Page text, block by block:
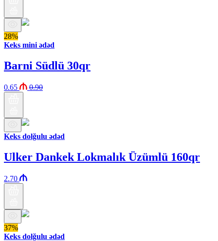
28%
Keks mini ədəd
Barni Südlü 30qr
0.65 0.90
Keks dolğulu ədəd
Ulker Dankek Lokmalık Üzümlü 160qr
2.70
37%
Keks dolğulu ədəd